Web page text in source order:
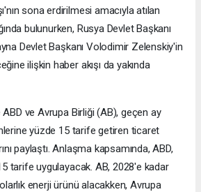
sona erdirilmesi amacıyla atılan
bulunurken, Rusya Devlet Başkanı
Devlet Başkanı Volodimir Zelenskiy'in
ilişkin haber akışı da yakında
ve Avrupa Birliği (AB), geçen ay
yüzde 15 tarife getiren ticaret
paylaştı. Anlaşma kapsamında, ABD,
tarife uygulayacak. AB, 2028'e kadar
enerji ürünü alacakken, Avrupa